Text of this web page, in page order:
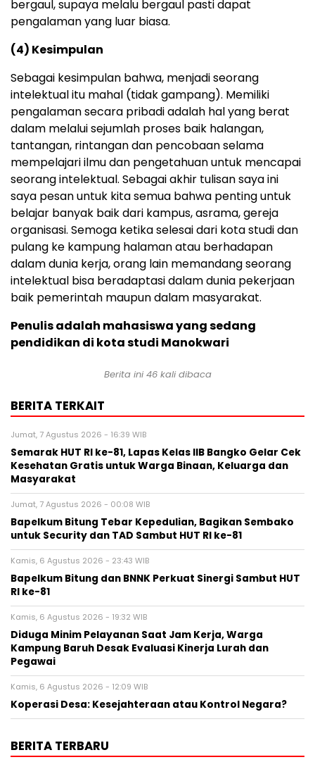
bergaul, supaya melalu bergaul pasti dapat
pengalaman yang luar biasa.
(4) Kesimpulan
Sebagai kesimpulan bahwa, menjadi seorang
intelektual itu mahal (tidak gampang). Memiliki
pengalaman secara pribadi adalah hal yang berat
dalam melalui sejumlah proses baik halangan,
tantangan, rintangan dan pencobaan selama
mempelajari ilmu dan pengetahuan untuk mencapai
seorang intelektual. Sebagai akhir tulisan saya ini
saya pesan untuk kita semua bahwa penting untuk
belajar banyak baik dari kampus, asrama, gereja
organisasi. Semoga ketika selesai dari kota studi dan
pulang ke kampung halaman atau berhadapan
dalam dunia kerja, orang lain memandang seorang
intelektual bisa beradaptasi dalam dunia pekerjaan
baik pemerintah maupun dalam masyarakat.
Penulis adalah mahasiswa yang sedang
pendidikan di kota studi Manokwari
Berita ini 46kali dibaca
BERITA TERKAIT
Jumat, 7 Agustus 2026 - 16:39 WIB
Semarak HUT RI ke-81, Lapas Kelas IIB Bangko Gelar Cek
Kesehatan Gratis untuk Warga Binaan, Keluarga dan
Masyarakat
Jumat, 7 Agustus 2026 - 00:08 WIB
Bapelkum Bitung Tebar Kepedulian, Bagikan Sembako
untuk Security dan TAD Sambut HUT RI ke-81
Kamis, 6 Agustus 2026 - 23:43 WIB
Bapelkum Bitung dan BNNK Perkuat Sinergi Sambut HUT
RI ke-81
Kamis, 6 Agustus 2026 - 19:32 WIB
Diduga Minim Pelayanan Saat Jam Kerja, Warga
Kampung Baruh Desak Evaluasi Kinerja Lurah dan
Pegawai
Kamis, 6 Agustus 2026 - 12:09 WIB
Koperasi Desa: Kesejahteraan atau Kontrol Negara?
BERITA TERBARU